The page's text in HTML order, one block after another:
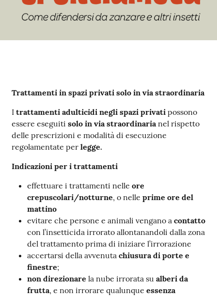
Contenuto
Trattamenti in spazi privati solo in via straordinaria
I trattamenti adulticidi negli spazi privati possono
essere eseguiti solo in via straordinaria nel rispetto
delle prescrizioni e modalità di esecuzione
regolamentate per legge.
Indicazioni per i trattamenti
effettuare i trattamenti nelle ore
crepuscolari/notturne, o nelle prime ore del
mattino
evitare che persone e animali vengano a contatto
con l’insetticida irrorato allontanandoli dalla zona
del trattamento prima di iniziare l’irrorazione
accertarsi della avvenuta chiusura di porte e
finestre;
non direzionare la nube irrorata su alberi da
frutta, e non irrorare qualunque essenza